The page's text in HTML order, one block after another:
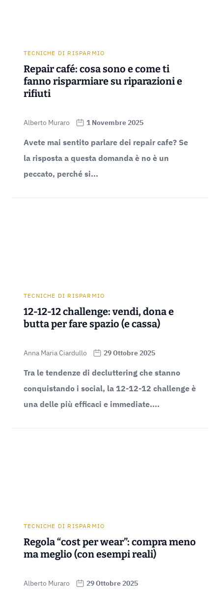
TECNICHE DI RISPARMIO
Repair café: cosa sono e come ti
fanno risparmiare su riparazioni e
rifiuti
Alberto Muraro 1 Novembre 2025
Avete mai sentito parlare dei repair cafe? Se
la risposta a questa domanda è no è un
peccato, perché si...
TECNICHE DI RISPARMIO
12-12-12 challenge: vendi, dona e
butta per fare spazio (e cassa)
Anna Maria Ciardullo 29 Ottobre 2025
Tra le tendenze di decluttering che stanno
conquistando i social, la 12-12-12 challenge è
una delle più efficaci e immediate....
TECNICHE DI RISPARMIO
Regola “cost per wear”: compra meno
ma meglio (con esempi reali)
Alberto Muraro 29 Ottobre 2025